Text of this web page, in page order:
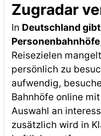
Zugradar
In Deutschland gibt
Personenbahnhöfe
Reisezielen
persönlich zu
aufwendig,
Bahnhöfe online
Auswahl an
zusätzlich wird in